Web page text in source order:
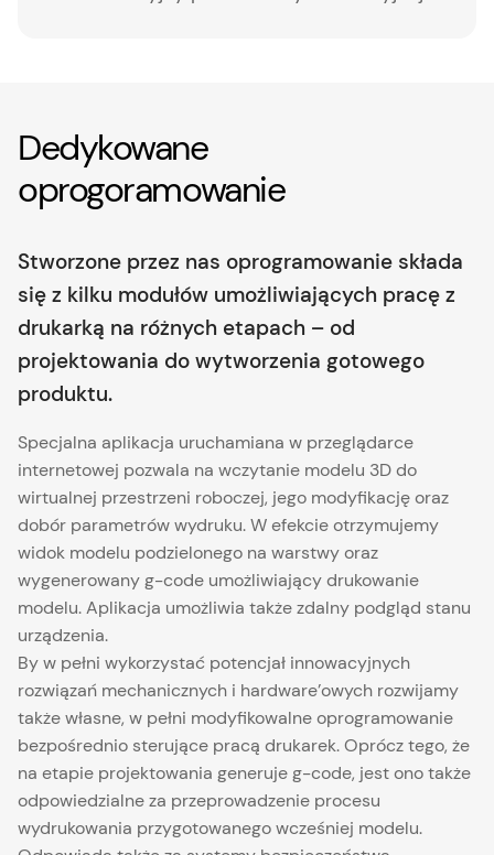
Dedykowane
oprogoramowanie
Stworzone przez nas oprogramowanie składa
się z kilku modułów umożliwiających pracę z
drukarką na różnych etapach – od
projektowania do wytworzenia gotowego
produktu.
Specjalna aplikacja uruchamiana w przeglądarce
internetowej pozwala na wczytanie modelu 3D do
wirtualnej przestrzeni roboczej, jego modyfikację oraz
dobór parametrów wydruku. W efekcie otrzymujemy
widok modelu podzielonego na warstwy oraz
wygenerowany g-code umożliwiający drukowanie
modelu. Aplikacja umożliwia także zdalny podgląd stanu
urządzenia.
By w pełni wykorzystać potencjał innowacyjnych
rozwiązań mechanicznych i hardware’owych rozwijamy
także własne, w pełni modyfikowalne oprogramowanie
bezpośrednio sterujące pracą drukarek. Oprócz tego, że
na etapie projektowania generuje g-code, jest ono także
odpowiedzialne za przeprowadzenie procesu
wydrukowania przygotowanego wcześniej modelu.